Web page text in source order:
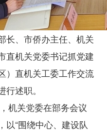
长、市侨办主任、机关
直机关党委书记抓党建
）直机关工委工作交流
述职。
机关党委在部务会议
以“围绕中心、建设队